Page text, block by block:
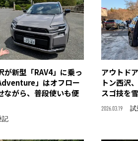
が新型「RAV4」に乗っ
」はオフロー
ながら、普段使いも便
記
アウトド
トン西沢
スゴ技を
2026.03.19 試